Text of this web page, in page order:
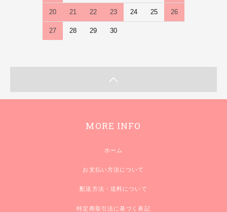
20 21 22 23 24 25 26
27 28 29 30
MORE INFO
ホーム
お支払い方法について
配送方法・送料について
特定商取引法に基づく表記